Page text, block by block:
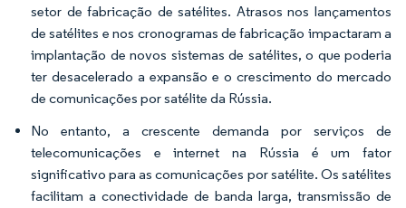
setor de fabricação de satélites. Atrasos nos lançamentos
de satélites e nos cronogramas de fabricação impactaram a
implantação de novos sistemas de satélites, o que poderia
ter desacelerado a expansão e o crescimento do mercado
de comunicações por satélite da Rússia.
No entanto, a crescente demanda por serviços de
telecomunicações e internet na Rússia é um fator
significativo para as comunicações por satélite. Os satélites
facilitam a conectividade de banda larga, transmissão de